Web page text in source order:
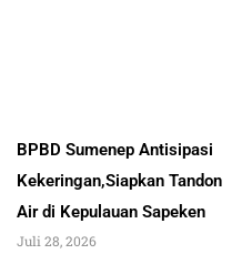
BPBD Sumenep Antisipasi
Kekeringan,Siapkan Tandon
Air di Kepulauan Sapeken
Juli 28, 2026